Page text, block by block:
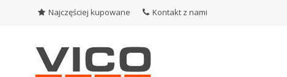
Najczęściej kupowane Kontakt z nami